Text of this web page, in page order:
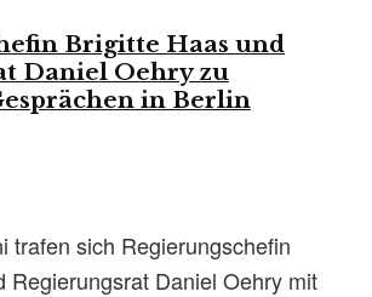
Brigitte Haas und
Daniel Oehry zu
in Berlin
trafen sich Regierungschefin
Regierungsrat Daniel Oehry mit